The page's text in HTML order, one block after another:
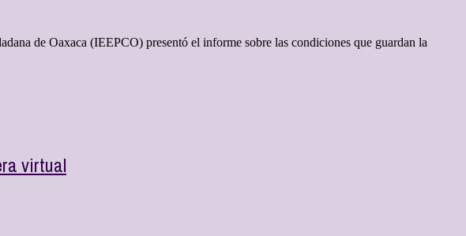
de Oaxaca (IEEPCO) presentó el informe sobre las condiciones que guardan la
virtual